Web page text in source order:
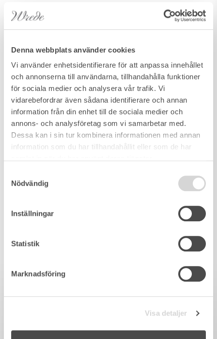
Denna webbplats använder cookies
Vi använder enhetsidentifierare för att anpassa innehållet
och annonserna till användarna, tillhandahålla funktioner
för sociala medier och analysera vår trafik. Vi
vidarebefordrar även sådana identifierare och annan
information från din enhet till de sociala medier och
annons- och analysföretag som vi samarbetar med.
Dessa kan i sin tur kombinera informationen med annan
information som du har tillhandahållit eller som de har
Nödvändig
Inställningar
Statistik
Marknadsföring
Visa detaljer